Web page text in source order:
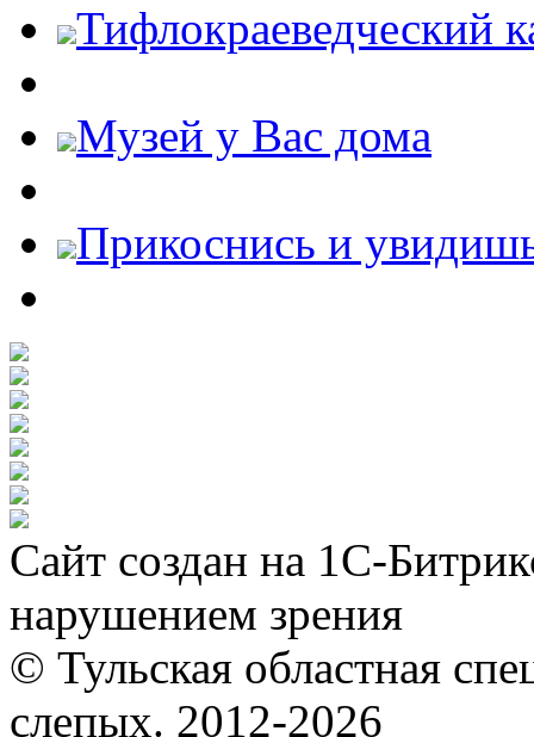
Тифлокраеведческий
Музей у Вас дома
Прикоснись и
Сайт создан на 1С-
нарушением зрения
© Тульская областная
слепых. 2012-2026